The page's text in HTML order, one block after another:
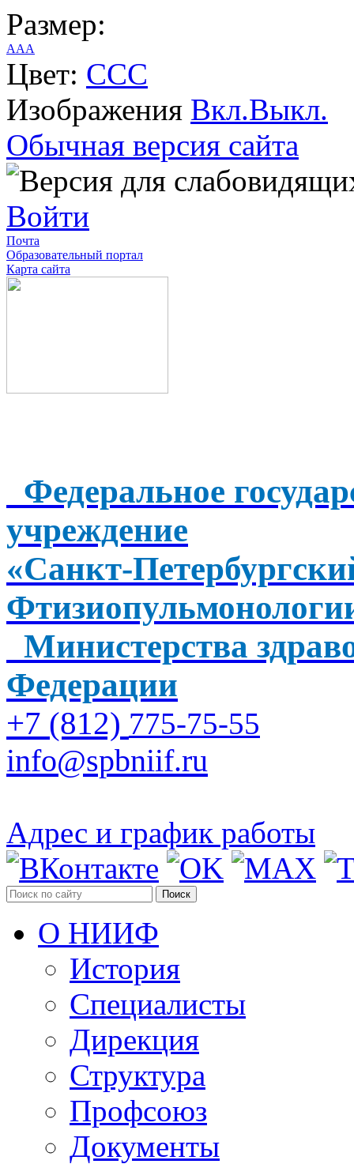
Размер:
AAA
Цвет: CCC
Изображения Вкл.Выкл.
Обычная версия сайта
Войти
Почта
Образовательный портал
Карта сайта
Федеральное
учреждение
«Санкт-
Министерства
Федерации
+7 (812) 775-75-55
info@spbniif.ru
Адрес и график работы
Поиск
О НИИФ
История
Специалисты
Дирекция
Структура
Профсоюз
Документы